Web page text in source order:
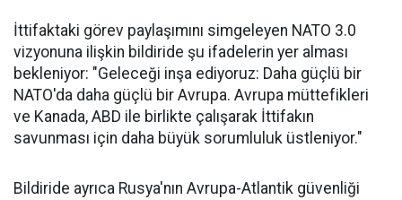
İttifaktaki görev paylaşımını simgeleyen NATO 3.0
vizyonuna ilişkin bildiride şu ifadelerin yer alması
bekleniyor: "Geleceği inşa ediyoruz: Daha güçlü bir
NATO'da daha güçlü bir Avrupa. Avrupa müttefikleri
ve Kanada, ABD ile birlikte çalışarak İttifakın
savunması için daha büyük sorumluluk üstleniyor."
Bildiride ayrıca Rusya'nın Avrupa-Atlantik güvenliği